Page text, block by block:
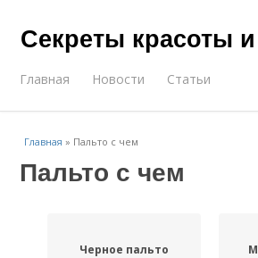
Секреты красоты
Главная Новости Статьи
Главная » Пальто с чем
Пальто с чем
Черное пальто